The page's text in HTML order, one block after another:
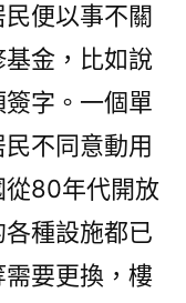
便以事不關
金，比如說
字。一個單
不同意動用
從80年代開放
種設施都已
要更換，樓